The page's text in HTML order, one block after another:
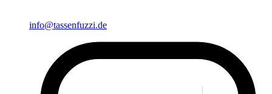
info@tassenfuzzi.de